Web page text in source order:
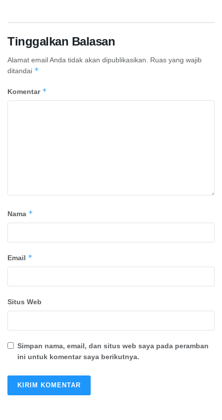
Tinggalkan Balasan
Alamat email Anda tidak akan dipublikasikan.
Ruas yang wajib
ditandai *
Komentar *
Nama *
Email *
Situs Web
Simpan nama, email, dan situs web saya pada peramban
ini untuk komentar saya berikutnya.